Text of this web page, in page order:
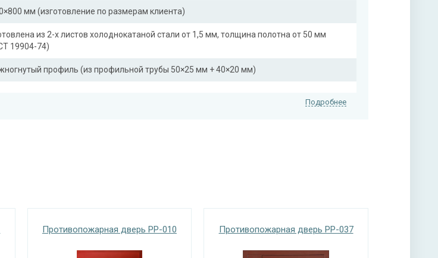
мм (изготовление по размерам клиента)
из 2-х листов холоднокатаной стали от 1,5 мм, толщина полотна от 50 мм
19904-74)
профиль (из профильной трубы 50×25 мм + 40×20 мм)
Подробнее
Противопожарная дверь PP-010 Противопожарная дверь PP-037